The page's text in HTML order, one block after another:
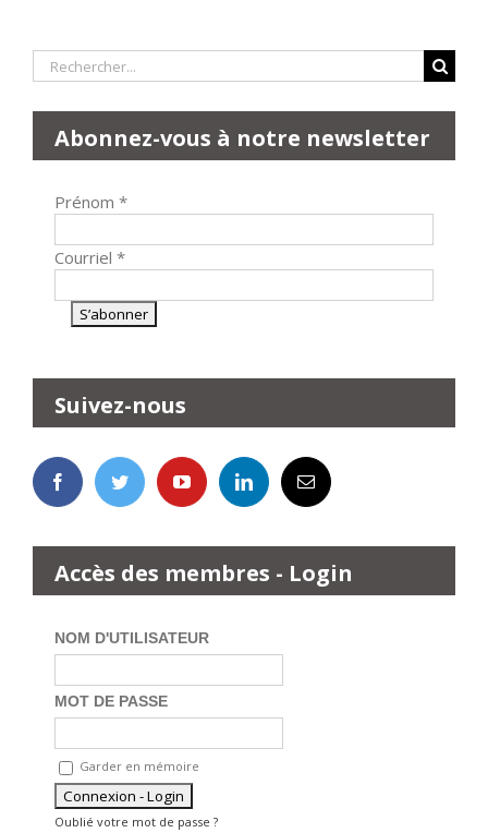
Rechercher:
Abonnez-vous à notre newsletter
Prénom *
Courriel *
Suivez-nous
Accès des membres - Login
NOM D'UTILISATEUR
MOT DE PASSE
Garder en mémoire
Oublié votre mot de passe ?